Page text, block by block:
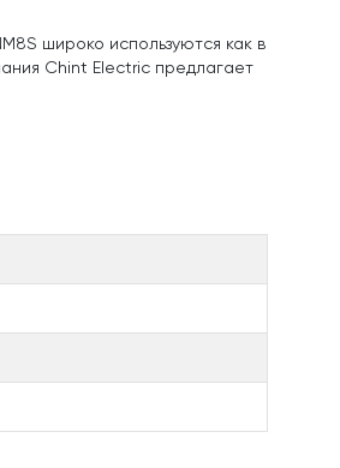
широко используются как в
Chint Electric предлагает